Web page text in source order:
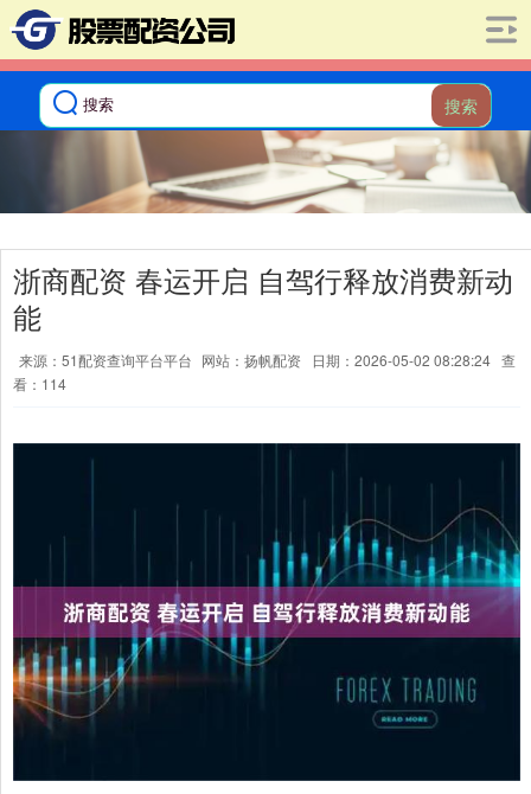
搜索
浙商配资 春运开启 自驾行释放消费新动
能
来源：51配资查询平台平台 网站：扬帆配资 日期：2026-05-02 08:28:24 查
看：114